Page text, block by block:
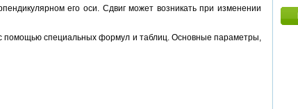
его оси. Сдвиг может возникать при изменении
помощью специальных формул и таблиц. Основные параметры,